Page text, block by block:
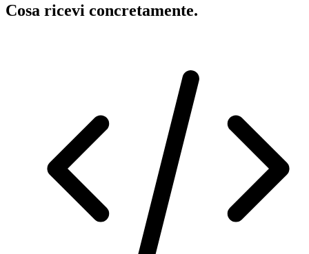
Cosa ricevi concretamente.